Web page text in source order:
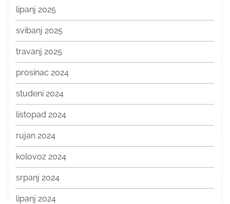
lipanj 2025
svibanj 2025
travanj 2025
prosinac 2024
studeni 2024
listopad 2024
rujan 2024
kolovoz 2024
srpanj 2024
lipanj 2024